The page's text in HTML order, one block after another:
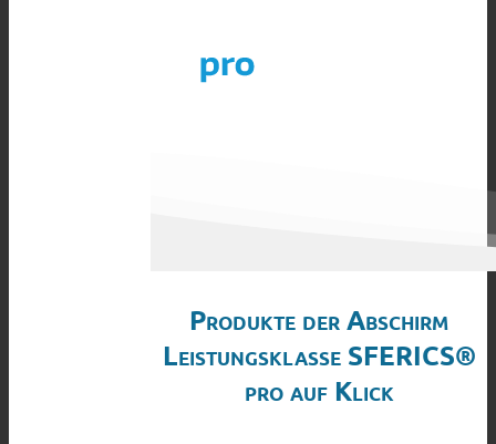
Produkte der Abschirm
Leistungsklasse SFERICS®
pro auf Klick